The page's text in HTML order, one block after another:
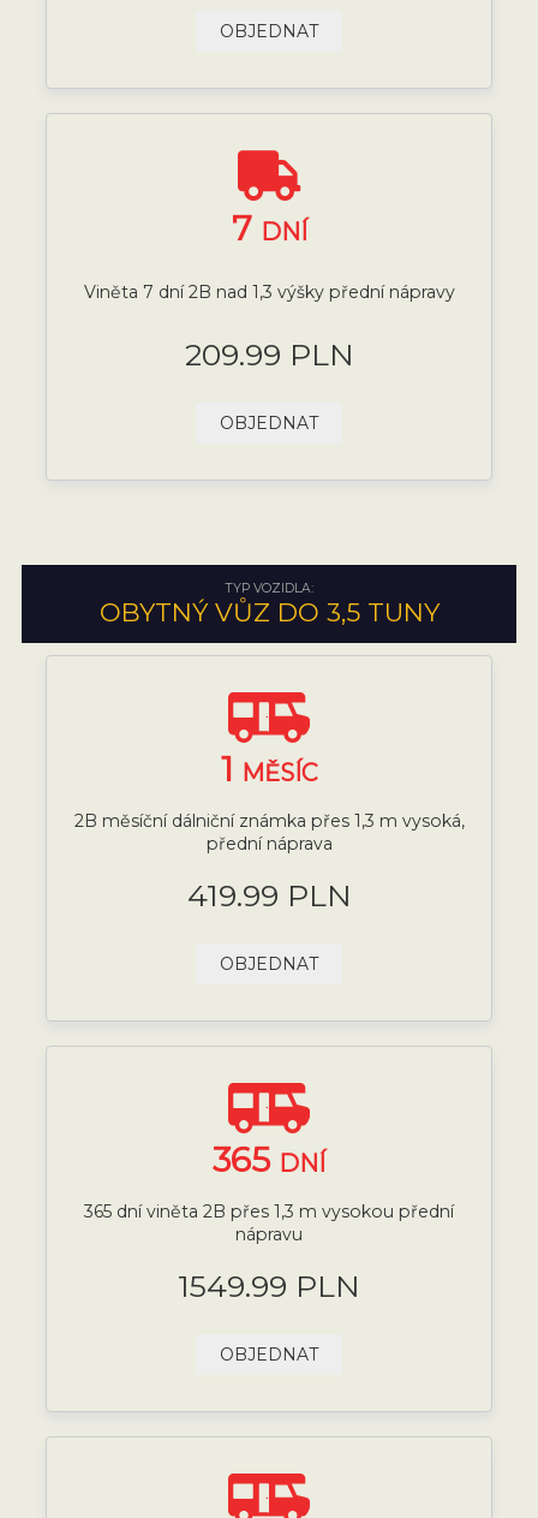
OBJEDNAT
7 DNÍ
Viněta 7 dní 2B nad 1,3 výšky přední nápravy
209.99 PLN
OBJEDNAT
TYP VOZIDLA:
OBYTNÝ VŮZ DO 3,5 TUNY
1 MĚSÍC
2B měsíční dálniční známka přes 1,3 m vysoká,
přední náprava
419.99 PLN
OBJEDNAT
365 DNÍ
365 dní viněta 2B přes 1,3 m vysokou přední
nápravu
1549.99 PLN
OBJEDNAT